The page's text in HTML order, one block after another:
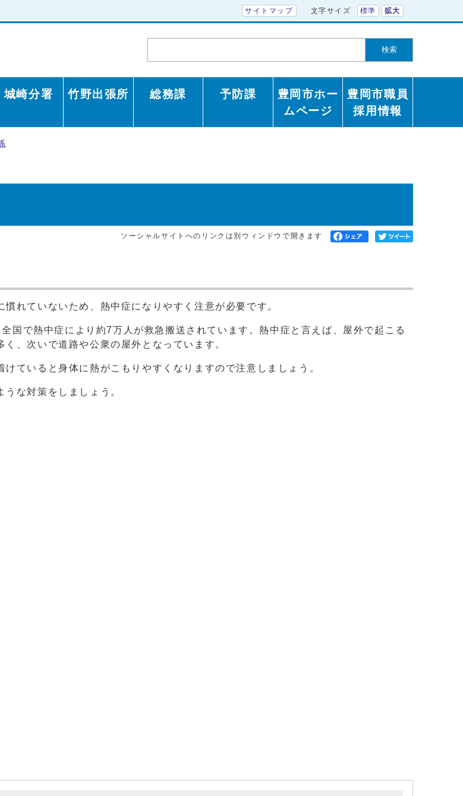
サイトマップ 文字サイズ 標準 拡大
検索
城崎分署 竹野出張所 総務課 予防課
豊岡市ホー
ムページ
豊岡市職員
採用情報
ソーシャルサイトへのリンクは別ウィンドウで開きます
れていないため、熱中症になりやすく注意が必要です。
で熱中症により約7万人が救急搬送されています。熱中症と言えば、屋外で起こる
、次いで道路や公衆の屋外となっています。
ていると身体に熱がこもりやすくなりますので注意しましょう。
な対策をしましょう。